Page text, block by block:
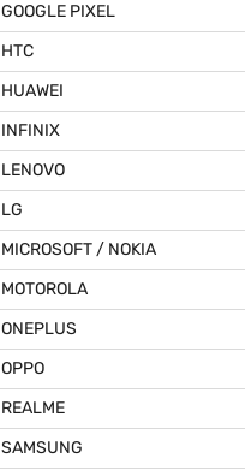
GOOGLE PIXEL
HTC
HUAWEI
INFINIX
LENOVO
LG
MICROSOFT / NOKIA
MOTOROLA
ONEPLUS
OPPO
REALME
SAMSUNG